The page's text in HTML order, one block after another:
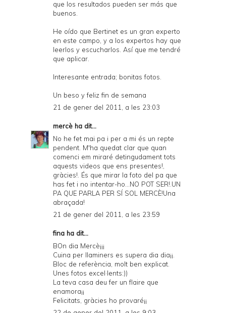
que los resultados pueden ser más que
buenos.
He oído que Bertinet es un gran experto
en este campo, y a los expertos hay que
leerlos y escucharlos. Así que me tendré
que aplicar.
Interesante entrada; bonitas fotos.
Un beso y feliz fin de semana
21 de gener del 2011, a les 23:03
mercè ha dit...
No he fet mai pa i per a mi és un repte
pendent. M'ha quedat clar que quan
comenci em miraré detingudament tots
aquests videos que ens presentes!,
gràcies!. És que mirar la foto del pa que
has fet i no intentar-ho...NO POT SER!.UN
PA QUE PARLA PER SÍ SOL MERCÈ!Una
abraçada!
21 de gener del 2011, a les 23:59
fina ha dit...
BOn dia Mercè¡¡¡
Cuina per llaminers es supera dia dia¡¡.
Bloc de referència, molt ben explicat.
Unes fotos excel·lents:))
La teva casa deu fer un flaire que
enamora¡¡
Felicitats, gràcies ho provaré¡¡